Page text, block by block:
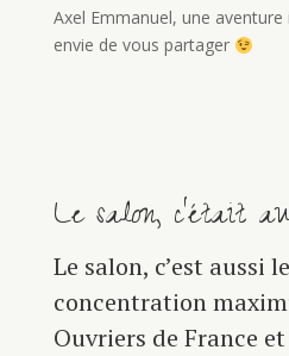
Axel Emmanuel, une aventure
envie de vous partager
Le salon, c’était
Le salon, c’est aussi
concentration
Ouvriers de France